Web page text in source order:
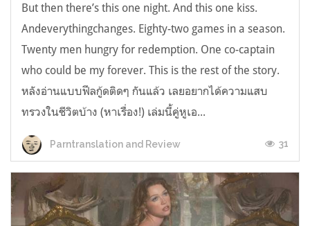
But then there’s this one night. And this one kiss.
Andeverythingchanges. Eighty-two games in a season.
Twenty men hungry for redemption. One co-captain
who could be my forever. This is the rest of the story.
หลังอ่านแบบฟีลกู้ดติดๆ กันแล้ว เลยอยากได้ความแสบ
ทรวงในชีวิตบ้าง (หาเรื่อง!) เล่มนี้คู่หูเอ...
Parntranslation and Review 31